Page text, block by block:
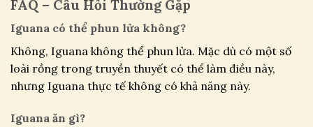
FAQ – Câu Hỏi Thường Gặp
Iguana có thể phun lửa không?
Không, Iguana không thể phun lửa. Mặc dù có một số
loài rồng trong truyền thuyết có thể làm điều này,
nhưng Iguana thực tế không có khả năng này.
Iguana ăn gì?